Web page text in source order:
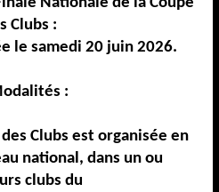
Clubs :
le samedi 20 juin 2026.
:
Clubs est organisée en
national, dans un ou
clubs du